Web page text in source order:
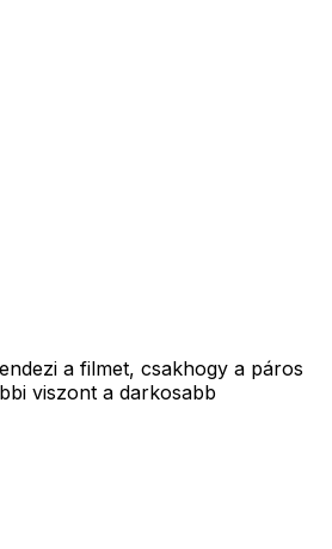
a filmet, csakhogy a páros
viszont a darkosabb